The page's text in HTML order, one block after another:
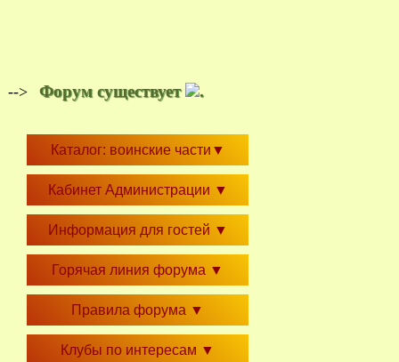
--> Форум существует .
Каталог: воинские части ▼
Кабинет Администрации ▼
Информация для гостей ▼
Горячая линия форума ▼
Правила форума ▼
Клубы по интересам ▼